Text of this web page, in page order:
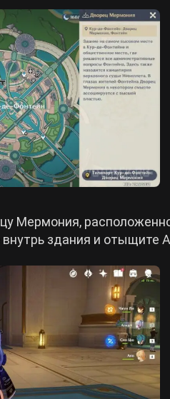
Мермония,
здания и отыщите